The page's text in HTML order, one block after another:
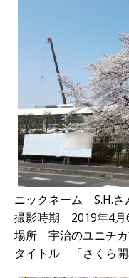
ニックネーム S.H.さ
撮影時期 2019年4月
場所 宇治のユニチ
タイトル 「さくら開